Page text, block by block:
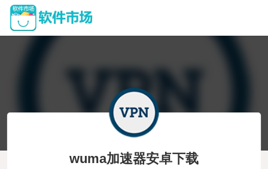
wuma加速器安卓下载